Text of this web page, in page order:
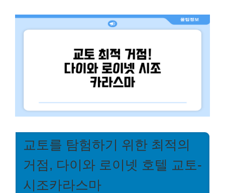
교토를 탐험하기 위한 최적의
거점, 다이와 로이넷 호텔 교토-
시조카라스마